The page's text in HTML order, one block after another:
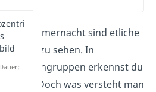
Sommernacht sind etliche
Himmel zu sehen. In
Sterngruppen erkennst du
Doch was versteht man